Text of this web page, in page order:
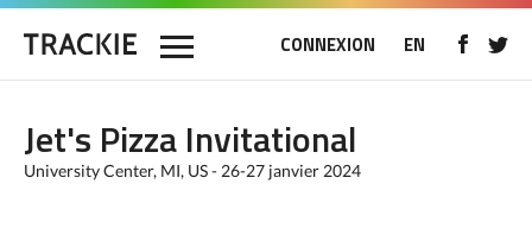
CONNEXION EN
Jet's Pizza Invitational
University Center, MI, US - 26-27 janvier 2024